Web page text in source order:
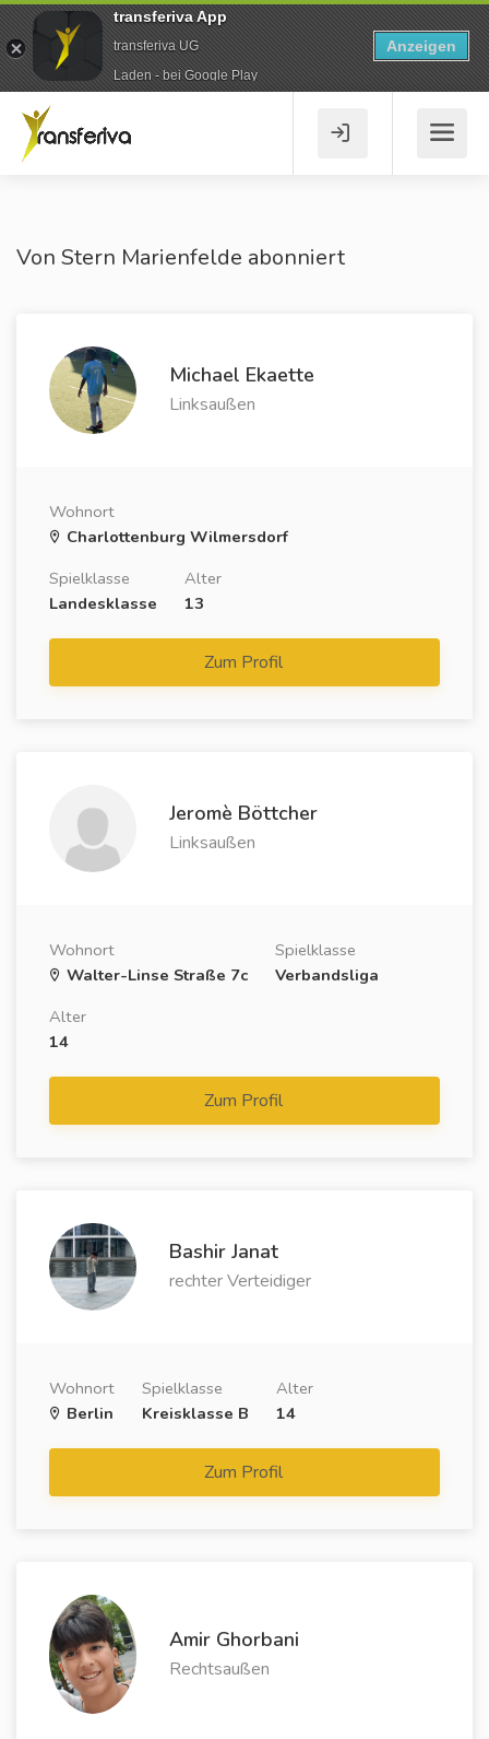
Von Stern Marienfelde abonniert
Michael Ekaette
Linksaußen
Wohnort
Charlottenburg Wilmersdorf
Spielklasse
Landesklasse
Alter
13
Zum Profil
Jeromè Böttcher
Linksaußen
Wohnort
Walter-Linse Straße 7c
Spielklasse
Verbandsliga
Alter
14
Zum Profil
Bashir Janat
rechter Verteidiger
Wohnort
Berlin
Spielklasse
Kreisklasse B
Alter
14
Zum Profil
Amir Ghorbani
Rechtsaußen
transferiva App
transferiva UG
Laden - bei Google Play
Anzeigen